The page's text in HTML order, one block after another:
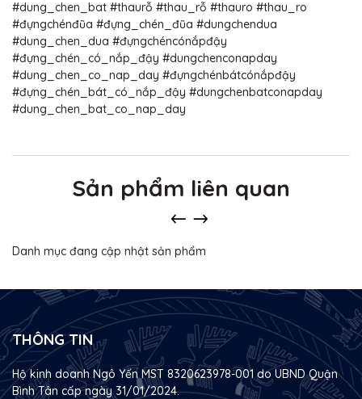
#dung_chen_bat #thaurỗ #thau_rỗ #thauro #thau_ro
#đựngchénđũa #đựng_chén_đũa #dungchendua
#dung_chen_dua #đựngchéncónắpđậy
#đựng_chén_có_nắp_đậy #dungchenconapday
#dung_chen_co_nap_day #đựngchénbátcónắpđậy
#đựng_chén_bát_có_nắp_đậy #dungchenbatconapday
#dung_chen_bat_co_nap_day
Sản phẩm liên quan
Danh mục đang cập nhật sản phẩm
THÔNG TIN
Hộ kinh doanh Ngô Yến MST 8320623978-001 do UBND Quận
Bình Tân cấp ngày 31/01/2024.